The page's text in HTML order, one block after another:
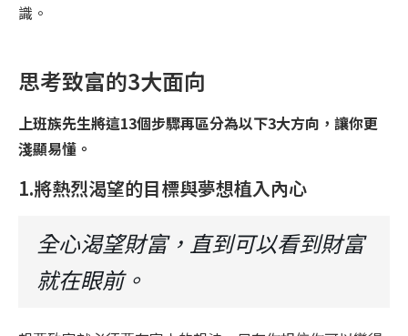
識。
思考致富的3大面向
上班族先生將這13個步驟再區分為以下3大方向，讓你更
淺顯易懂。
1.將熱烈渴望的目標與夢想植入內心
全心渴望財富，直到可以看到財富
就在眼前。